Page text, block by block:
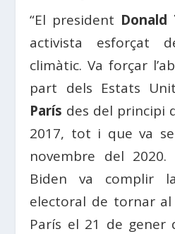
“El president Donald
activista esforçat
climàtic. Va forçar
part dels Estats
París des del principi
2017, tot i que va
novembre del
Biden va complir
electoral de tornar al
París el 21 de gener